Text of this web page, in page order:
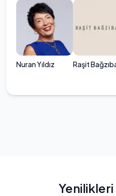
Nuran Yıldız Raşit
Yenilikleri